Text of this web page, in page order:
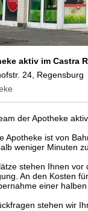
aktiv im Castra
24, Regensburg
der Apotheke
Apotheke ist von
weniger Minuten
stehen Ihnen vor
An den Kosten
einer halben
stehen wir